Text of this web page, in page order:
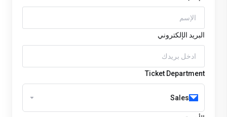
البريد الإلكتروني
Ticket Department
Sales